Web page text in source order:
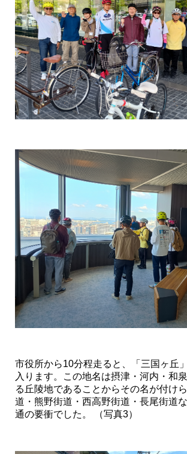
市役所から10分程走ると、「三国ヶ丘
入ります。この地名は摂津・河内・和
る丘陵地であることからその名が付け
道・熊野街道・西高野街道・長尾街道
通の要衝でした。 （写真3）